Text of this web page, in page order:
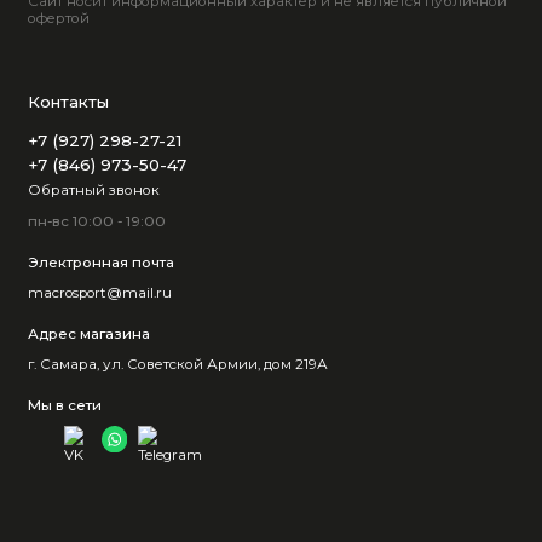
офертой
Контакты
+7 (927) 298-27-21
+7 (846) 973-50-47
Обратный звонок
пн-вс 10:00 - 19:00
Электронная почта
macrosport@mail.ru
Адрес магазина
г. Самара, ул. Советской Армии, дом 219А
Мы в сети